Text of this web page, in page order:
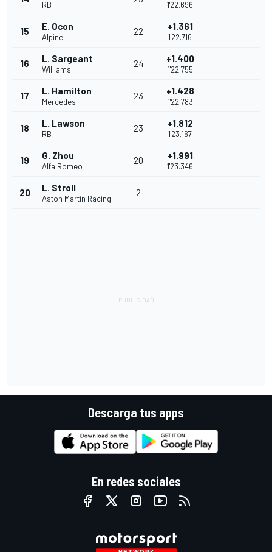
RB 1'22.696
15 E. Ocon
Alpine
22 +1.361
1'22.716
16 L. Sargeant
Williams
24 +1.400
1'22.755
17 L. Hamilton
Mercedes
23 +1.428
1'22.783
18 L. Lawson
RB
23 +1.812
1'23.167
19 G. Zhou
Alfa Romeo
20 +1.991
1'23.346
20 L. Stroll
Aston Martin Racing
2
Descarga tus apps
En redes sociales